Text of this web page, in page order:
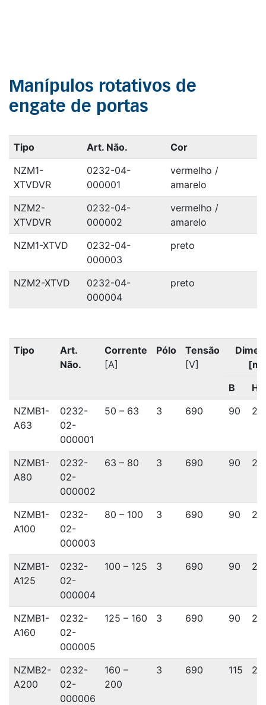
Manípulos rotativos de
engate de portas
Tipo Art. Não.
Cor
NZM1-
XTVDVR
0232-04-
000001
vermelho /
amarelo
NZM2-
XTVDVR
0232-04-
000002
vermelho /
amarelo
NZM1-XTVD
0232-04-
000003
preto
NZM2-XTVD
0232-04-
000004
preto
Tipo
Art.
Não.
Corrente
[A]
Pólo
Tensão
[V]
B
H
NZMB1-
A63
0232-
02-
000001
50 – 63 3 690 90
NZMB1-
A80
0232-
02-
000002
63 – 80 3 690 90
NZMB1-
A100
0232-
02-
000003
80 – 100 3 690 90
NZMB1-
A125
0232-
02-
000004
100 – 125 3 690 90
NZMB1-
A160
0232-
02-
000005
125 – 160 3 690 90
NZMB2-
A200
0232-
02-
000006
160 –
200
3 690 115